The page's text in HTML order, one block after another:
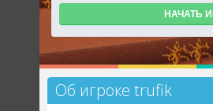
НАЧАТЬ
Об игроке trufik